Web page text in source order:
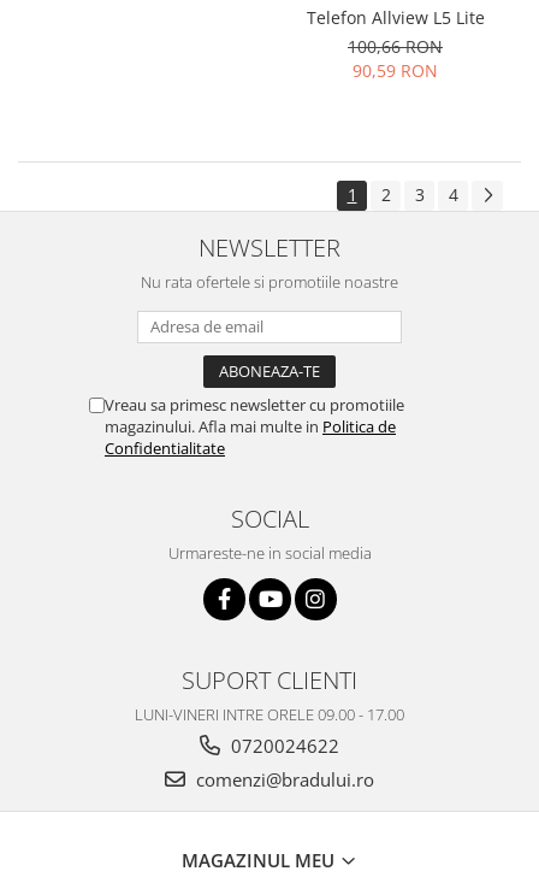
Telefon Allview L5 Lite
100,66 RON
90,59 RON
1 2 3 4
NEWSLETTER
Nu rata ofertele si promotiile noastre
Vreau sa primesc newsletter cu promotiile
magazinului. Afla mai multe in Politica de
Confidentialitate
SOCIAL
Urmareste-ne in social media
SUPORT CLIENTI
LUNI-VINERI INTRE ORELE 09.00 - 17.00
0720024622
comenzi@bradului.ro
MAGAZINUL MEU